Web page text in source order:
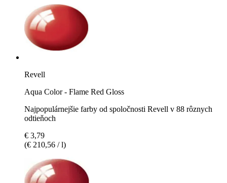
Revell
Aqua Color - Flame Red Gloss
Najpopulárnejšie farby od spoločnosti Revell v 88 rôznych
odtieňoch
€ 3,79
(€ 210,56 / l)